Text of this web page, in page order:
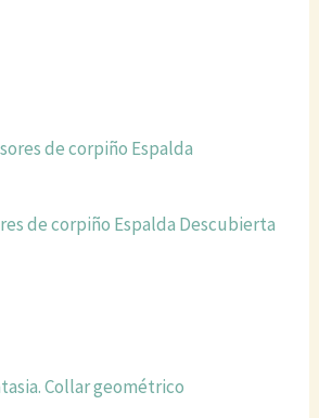
de corpiño Espalda Descubierta